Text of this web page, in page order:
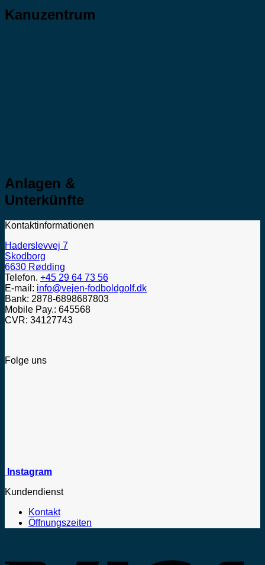
Kanuzentrum
Anlagen &
Unterkünfte
Kontaktinformationen
Haderslevvej 7
Skodborg
6630 Rødding
Telefon. +45 29 64 73 56
E-mail: info@vejen-fodboldgolf.dk
Bank: 2878-6898687803
Mobile Pay.: 645568
CVR: 34127743
Folge uns
Instagram
Kundendienst
Kontakt
Öffnungszeiten